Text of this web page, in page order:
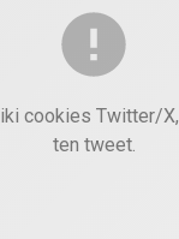
cookies Twitter/
ten tweet.